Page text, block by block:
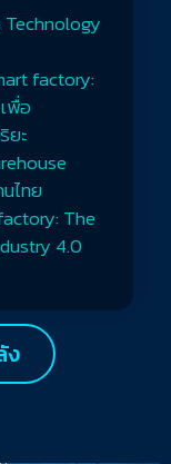
Technology
factory:
พื่อ
ยะ
ไทย
The
4.0
ง